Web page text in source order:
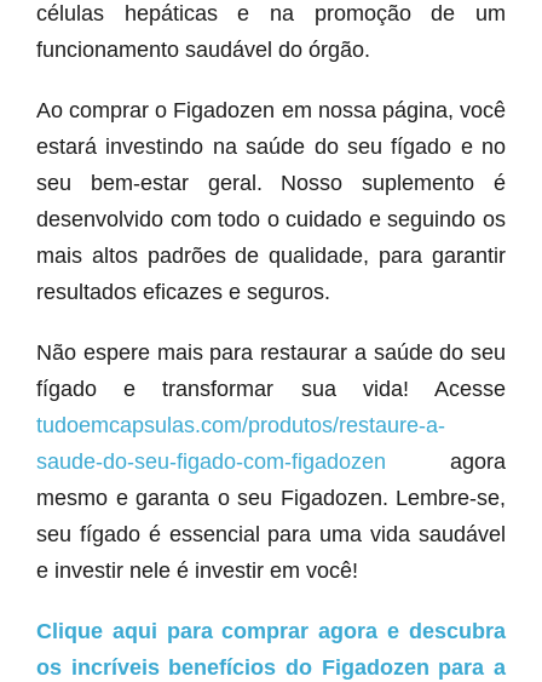
células hepáticas e na promoção de um
funcionamento saudável do órgão.
Ao comprar o Figadozen em nossa página, você
estará investindo na saúde do seu fígado e no
seu bem-estar geral. Nosso suplemento é
desenvolvido com todo o cuidado e seguindo os
mais altos padrões de qualidade, para garantir
resultados eficazes e seguros.
Não espere mais para restaurar a saúde do seu
fígado e transformar sua vida! Acesse
tudoemcapsulas.com/produtos/restaure-a-
saude-do-seu-figado-com-figadozen agora
mesmo e garanta o seu Figadozen. Lembre-se,
seu fígado é essencial para uma vida saudável
e investir nele é investir em você!
Clique aqui para comprar agora e descubra
os incríveis benefícios do Figadozen para a